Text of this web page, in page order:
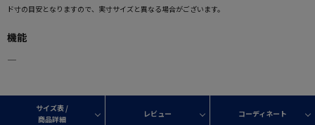
ド寸の目安となりますので、実寸サイズと異なる場合がございます。
機能
―
サイズ表 /
商品詳細
レビュー コーディネート